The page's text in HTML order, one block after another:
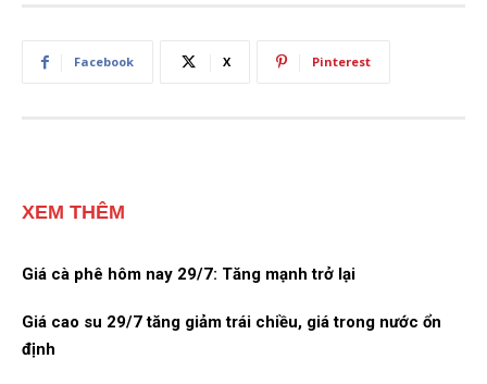
Facebook X Pinterest
XEM THÊM
Giá cà phê hôm nay 29/7: Tăng mạnh trở lại
Giá cao su 29/7 tăng giảm trái chiều, giá trong nước ổn
định